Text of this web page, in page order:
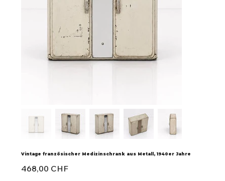
Vintage französischer Medizinschrank aus Metall, 1940er Jahre
Preis
468,00 CHF